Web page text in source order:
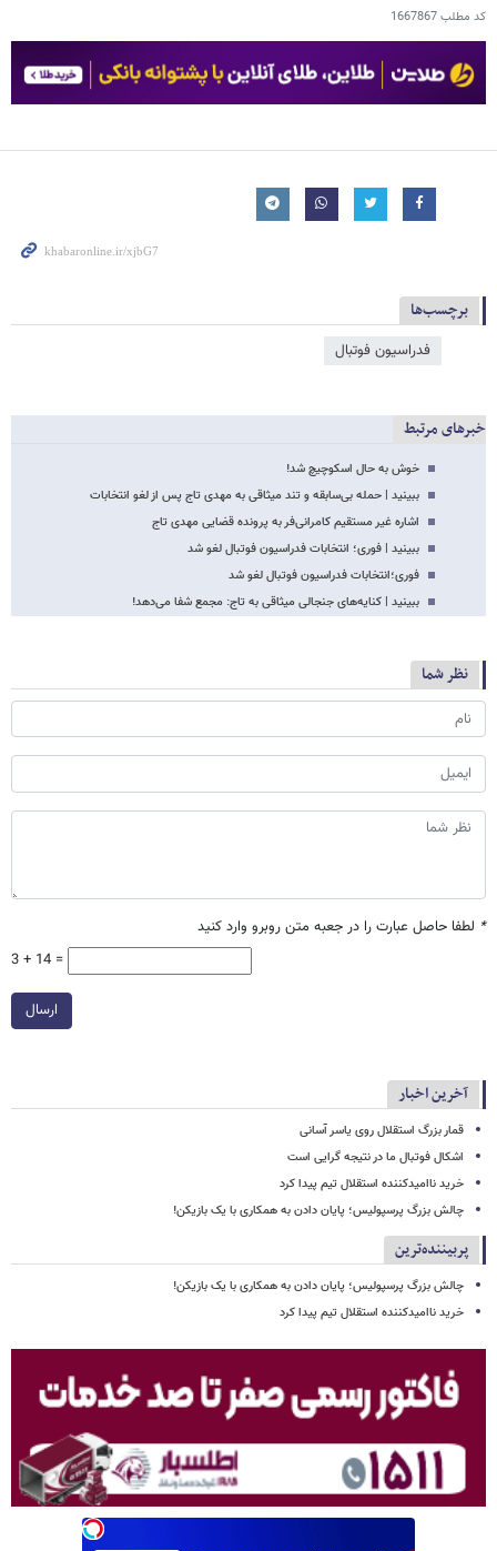
کد مطلب1667867
برچسب‌ها
فدراسیون فوتبال
خبرهای مرتبط
خوش به حال اسکوچیچ شد!
ببینید | حمله بی‌سابقه و تند میثاقی به مهدی تاج پس از لغو انتخابات
اشاره غیر مستقیم کامرانی‌فر به پرونده قضایی مهدی تاج
ببینید | فوری؛ انتخابات فدراسیون فوتبال لغو شد
فوری؛انتخابات فدراسیون فوتبال لغو شد
ببینید | کنایه‌های جنجالی میثاقی به تاج: مجمع شفا می‌دهد!
نظر شما
* لطفا حاصل عبارت را در جعبه متن روبرو وارد کنید
3 + 14 =
ارسال
آخرین اخبار
قمار بزرگ استقلال روی یاسر آسانی
اشکال فوتبال ما در نتیجه گرایی است
خرید ناامیدکننده استقلال تیم پیدا کرد
چالش بزرگ پرسپولیس؛ پایان دادن به همکاری با یک بازیکن!
پربیننده‌ترین
چالش بزرگ پرسپولیس؛ پایان دادن به همکاری با یک بازیکن!
خرید ناامیدکننده استقلال تیم پیدا کرد